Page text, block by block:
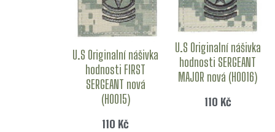
U.S Originalní nášivka
hodnosti FIRST
SERGEANT nová
(H0015)
110 Kč
U.S Originalní nášivka
hodnosti SERGEANT
MAJOR nová (H0016)
110 Kč